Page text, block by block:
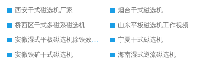
西安干式磁选机厂家
烟台干式磁选机
桥西区干式多磁系磁选机
山东平板磁选机工作视频
安徽湿式平板磁选机除铁效果怎么样
宁夏干式磁选机
安徽铁矿干式磁选机
海南湿式逆流磁选机